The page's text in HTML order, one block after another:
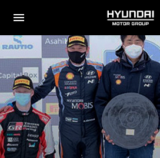
전체
메뉴
HYUNDAI
MOTOR
GROUP